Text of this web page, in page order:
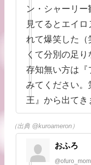
ン・シャーリ
見てるとエイ
れて爆笑した
くて分別の足
存知無い方は
みてください
王』から出てき
（出典 @kuroameron）
おふろ